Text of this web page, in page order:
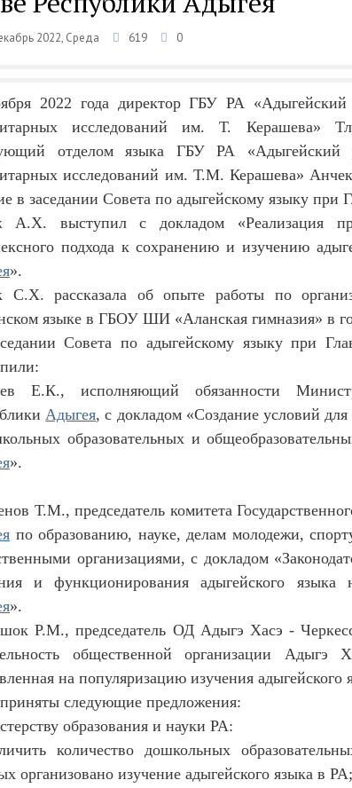
2022, Среда 619 0
2022 года директор ГБУ РА «Адыгейский
исследований им. Т. Керашева»
отделом языка ГБУ РА «Адыгейский
исследований им. Т.М. Керашева»
в заседании Совета по адыгейскому языку при
А.Х. выступил с докладом «Реализация
подхода к сохранению и изучению
».
С.Х. рассказала об опыте работы по
языке в ГБОУ ШИ «Аланская гимназия» в
Совета по адыгейскому языку при
Е.К., исполняющий обязанности
Адыгея, с докладом «Создание условий
образовательных и
».
Т.М., председатель комитета
по образованию, науке, делам молодежи,
организациями, с докладом
и функционирования адыгейского языка
».
Р.М., председатель ОД Адыгэ Хасэ -
общественной организации Адыгэ
на популяризацию изучения адыгейского
следующие предложения:
образования и науки РА:
количество дошкольных
организовано изучение адыгейского языка в РА;